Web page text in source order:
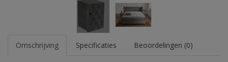
Omschrijving Specificaties Beoordelingen (0)